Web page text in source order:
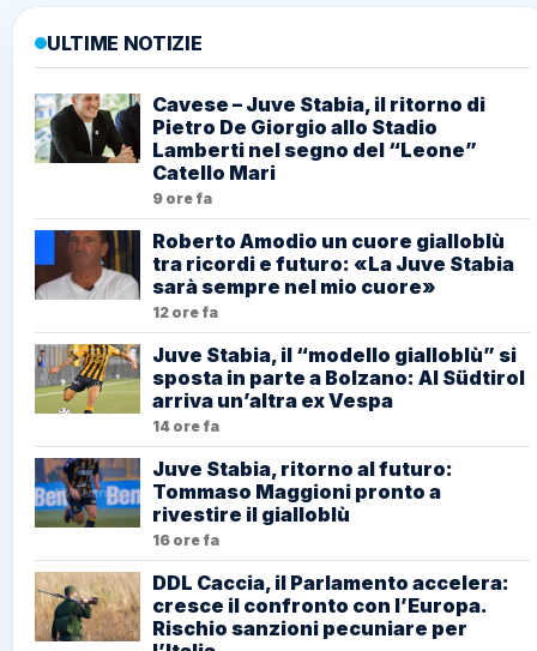
ULTIME NOTIZIE
Cavese – Juve Stabia, il ritorno di
Pietro De Giorgio allo Stadio
Lamberti nel segno del “Leone”
Catello Mari
9 ore fa
Roberto Amodio un cuore gialloblù
tra ricordi e futuro: «La Juve Stabia
sarà sempre nel mio cuore»
12 ore fa
Juve Stabia, il “modello gialloblù” si
sposta in parte a Bolzano: Al Südtirol
arriva un’altra ex Vespa
14 ore fa
Juve Stabia, ritorno al futuro:
Tommaso Maggioni pronto a
rivestire il gialloblù
16 ore fa
DDL Caccia, il Parlamento accelera:
cresce il confronto con l’Europa.
Rischio sanzioni pecuniare per